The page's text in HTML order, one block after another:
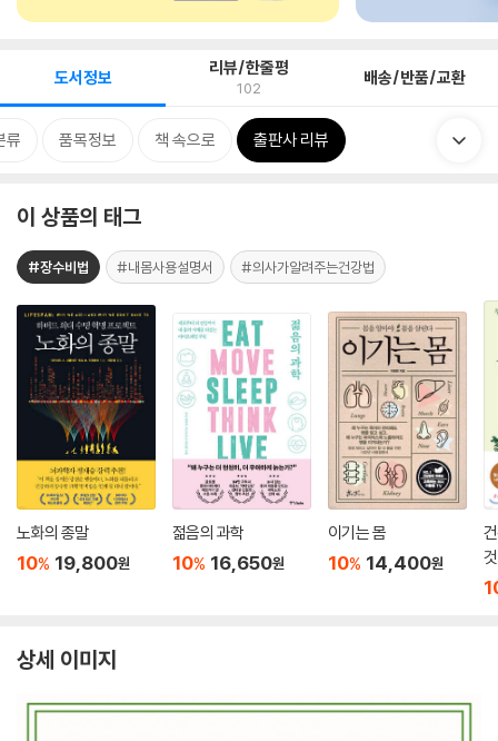
도서정보 리뷰/한줄평
102 배송/반품/교환
류 품목정보 책 속으로 출판사 리뷰
이 상품의 태그
#장수비법 #내몸사용설명서 #의사가알려주는건강법
노화의 종말
10% 19,800원
젊음의 과학
10% 16,650원
이기는 몸
10% 14,400원
것
상세 이미지